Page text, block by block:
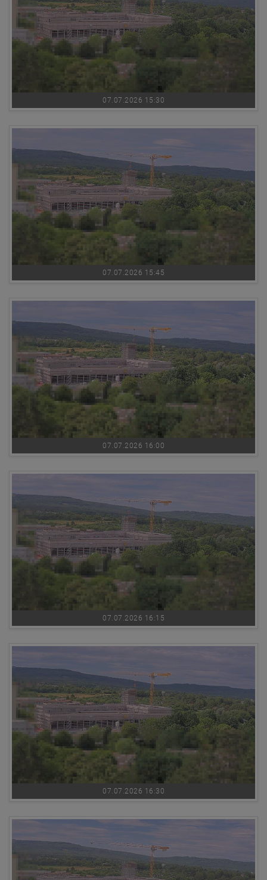
07.07.2026 15:30
07.07.2026 15:45
07.07.2026 16:00
07.07.2026 16:15
07.07.2026 16:30